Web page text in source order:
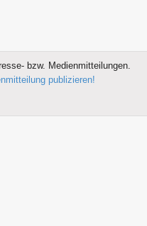
bzw. Medienmitteilungen.
publizieren!